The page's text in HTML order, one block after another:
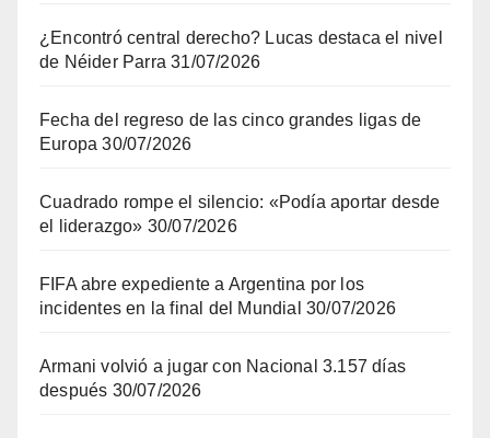
¿Encontró central derecho? Lucas destaca el nivel
de Néider Parra 31/07/2026
Fecha del regreso de las cinco grandes ligas de
Europa 30/07/2026
Cuadrado rompe el silencio: «Podía aportar desde
el liderazgo» 30/07/2026
FIFA abre expediente a Argentina por los
incidentes en la final del Mundial 30/07/2026
Armani volvió a jugar con Nacional 3.157 días
después 30/07/2026